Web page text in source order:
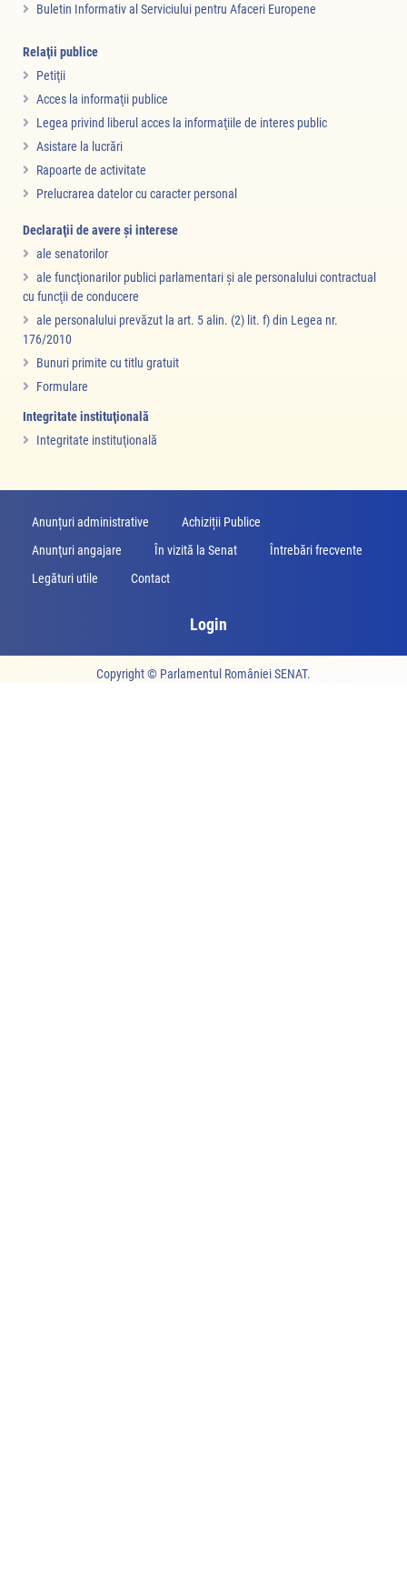
Buletin Informativ al Serviciului pentru Afaceri Europene
Relaţii publice
Petiţii
Acces la informaţii publice
Legea privind liberul acces la informaţiile de interes public
Asistare la lucrări
Rapoarte de activitate
Prelucrarea datelor cu caracter personal
Declaraţii de avere şi interese
ale senatorilor
ale funcţionarilor publici parlamentari şi ale personalului contractual
cu funcţii de conducere
ale personalului prevăzut la art. 5 alin. (2) lit. f) din Legea nr.
176/2010
Bunuri primite cu titlu gratuit
Formulare
Integritate instituţională
Integritate instituţională
Anunțuri administrative
Achiziții Publice
Anunţuri angajare
În vizită la Senat
Întrebări frecvente
Legături utile
Contact
Login
Copyright © Parlamentul României SENAT.